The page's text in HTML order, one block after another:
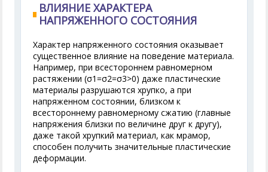
ВЛИЯНИЕ ХАРАКТЕРА
НАПРЯЖЕННОГО СОСТОЯНИЯ
Характер напряженного состояния оказывает
существенное влияние на поведение материала.
Например, при всестороннем равномерном
растяжении (σ1=σ2=σ3>0) даже пластические
материалы разрушаются хрупко, а при
напряженном состоянии, близком к
всестороннему равномерному сжатию (главные
напряжения близки по величине друг к другу),
даже такой хрупкий материал, как мрамор,
способен получить значительные пластические
деформации.